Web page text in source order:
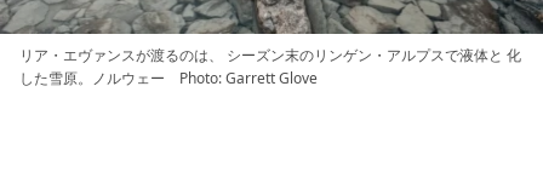
リア・エヴァンスが渡るのは、 シーズン末のリンゲン・アルプスで液体と 化
した雪原。ノルウェー Photo: Garrett Glove